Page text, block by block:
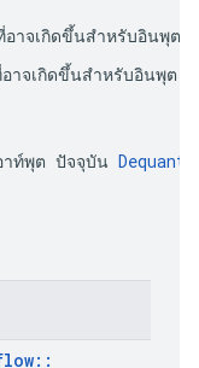
าจเกิดขึ้นสำหรับอินพุต
าจเกิดขึ้นสำหรับอินพุต
าท์พุต ปัจจุบัน
::